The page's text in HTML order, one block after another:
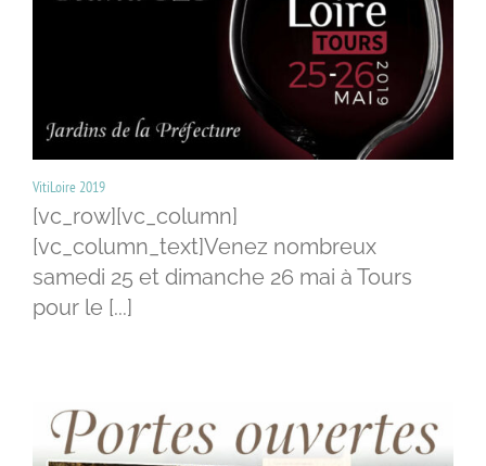
VitiLoire 2019
[vc_row][vc_column]
[vc_column_text]Venez nombreux
samedi 25 et dimanche 26 mai à Tours
pour le [...]